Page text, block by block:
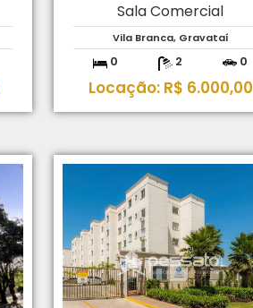
Sala Comercial
Vila Branca, Gravataí
0 2 0
Locação: R$ 6.000,00